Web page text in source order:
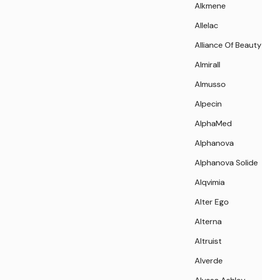
Alkmene
Allelac
Alliance Of Beauty
Almirall
Almusso
Alpecin
AlphaMed
Alphanova
Alphanova Solide
Alqvimia
Alter Ego
Alterna
Altruist
Alverde